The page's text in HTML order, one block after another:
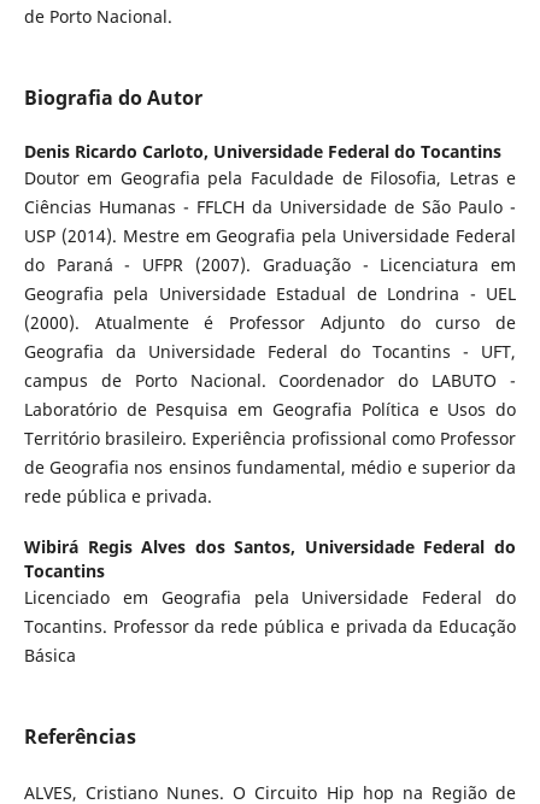
de Porto Nacional.
Biografia do Autor
Denis Ricardo Carloto, Universidade Federal do Tocantins
Doutor em Geografia pela Faculdade de Filosofia, Letras e
Ciências Humanas - FFLCH da Universidade de São Paulo -
USP (2014). Mestre em Geografia pela Universidade Federal
do Paraná - UFPR (2007). Graduação - Licenciatura em
Geografia pela Universidade Estadual de Londrina - UEL
(2000). Atualmente é Professor Adjunto do curso de
Geografia da Universidade Federal do Tocantins - UFT,
campus de Porto Nacional. Coordenador do LABUTO -
Laboratório de Pesquisa em Geografia Política e Usos do
Território brasileiro. Experiência profissional como Professor
de Geografia nos ensinos fundamental, médio e superior da
rede pública e privada.
Wibirá Regis Alves dos Santos, Universidade Federal do
Tocantins
Licenciado em Geografia pela Universidade Federal do
Tocantins. Professor da rede pública e privada da Educação
Básica
Referências
ALVES, Cristiano Nunes. O Circuito Hip hop na Região de